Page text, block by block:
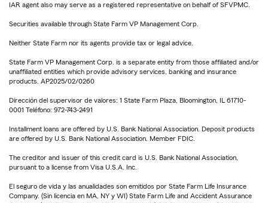
IAR agent also may serve as a registered representative on behalf of SFVPMC.
Securities available through State Farm VP Management Corp.
Neither State Farm nor its agents provide tax or legal advice.
State Farm VP Management Corp. is a separate entity from those affiliated and/or
unaffiliated entities which provide advisory services, banking and insurance
products. AP2025/02/0260
Dirección del supervisor de valores: 1 State Farm Plaza, Bloomington, IL 61710-
0001 Teléfono: 972-743-2491
Installment loans are offered by U.S. Bank National Association. Deposit products
are offered by U.S. Bank National Association. Member FDIC.
The creditor and issuer of this credit card is U.S. Bank National Association,
pursuant to a license from Visa U.S.A. Inc.
El seguro de vida y las anualidades son emitidos por State Farm Life Insurance
Company. (Sin licencia en MA, NY y WI) State Farm Life and Accident Assurance